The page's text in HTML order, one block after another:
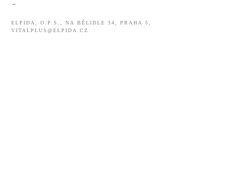
→
ELPIDA, O.P.S., NA BĚLIDLE 34, PRAHA 5,
VITALPLUS@ELPIDA.CZ